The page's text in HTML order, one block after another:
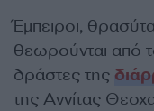
Έμπειροι,
θεωρούνται από
δράστες της
της Αννίτας